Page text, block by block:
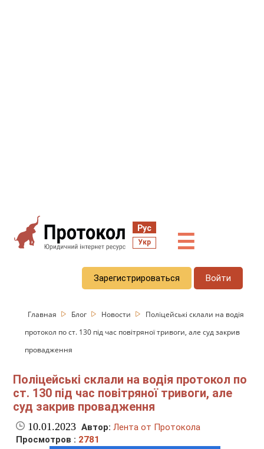
Рус
Укр ☰
Зарегистрироваться Войти
Главная Блог Новости
Поліцейські склали на водія
протокол по ст. 130 під час повітряної тривоги, але суд закрив
провадження
Поліцейські склали на водія протокол по
ст. 130 під час повітряної тривоги, але
суд закрив провадження
10.01.2023 Автор: Лента от Протокола
Просмотров : 2781